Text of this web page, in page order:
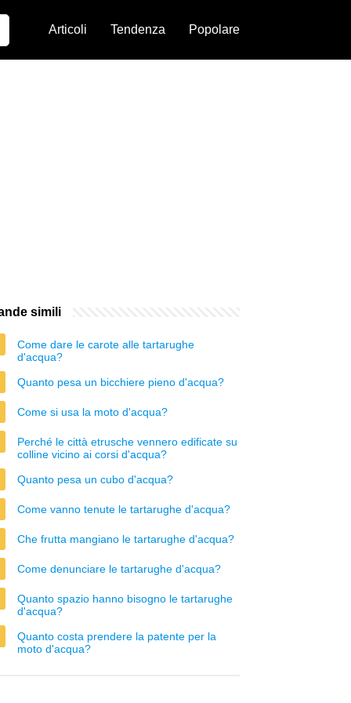
Articoli Tendenza Popolare
simili
Come dare le carote alle tartarughe
d'acqua?
Quanto pesa un bicchiere pieno d'acqua?
Come si usa la moto d'acqua?
Perché le città etrusche vennero edificate su
colline vicino ai corsi d'acqua?
Quanto pesa un cubo d'acqua?
Come vanno tenute le tartarughe d'acqua?
Che frutta mangiano le tartarughe d'acqua?
Come denunciare le tartarughe d'acqua?
Quanto spazio hanno bisogno le tartarughe
d'acqua?
Quanto costa prendere la patente per la
moto d'acqua?